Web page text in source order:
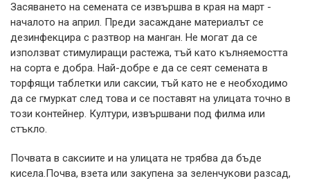
Засяването на семената се извършва в края на март -
началото на април. Преди засаждане материалът се
дезинфекцира с разтвор на манган. Не могат да се
използват стимулиращи растежа, тъй като кълняемостта
на сорта е добра. Най-добре е да се сеят семената в
торфящи таблетки или саксии, тъй като не е необходимо
да се гмуркат след това и се поставят на улицата точно в
този контейнер. Култури, извършвани под филма или
стъкло.
Почвата в саксиите и на улицата не трябва да бъде
кисела.Почва, взета или закупена за зеленчукови разсад,